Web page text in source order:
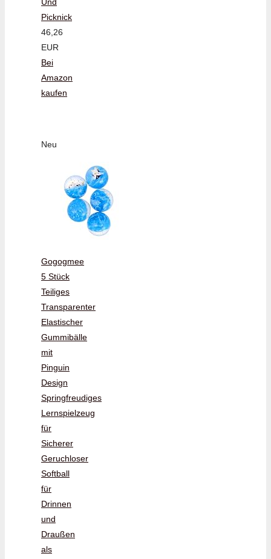
Und
Picknick
46,26
EUR
Bei
Amazon
kaufen
Neu
Gogogmee
5 Stück
Teiliges
Transparenter
Elastischer
Gummibälle
mit
Pinguin
Design
Springfreudiges
Lernspielzeug
für
Sicherer
Geruchloser
Softball
für
Drinnen
und
Draußen
als